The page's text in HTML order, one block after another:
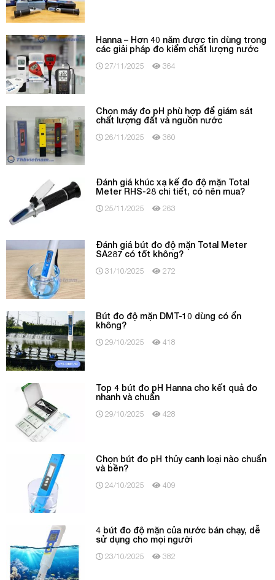
Hanna – Hơn 40 năm được tin dùng trong
các giải pháp đo kiểm chất lượng nước
27/11/2025 364
Chọn máy đo pH phù hợp để giám sát
chất lượng đất và nguồn nước
26/11/2025 360
Đánh giá khúc xạ kế đo độ mặn Total
Meter RHS-28 chi tiết, có nên mua?
25/11/2025 263
Đánh giá bút đo độ mặn Total Meter
SA287 có tốt không?
31/10/2025 272
Bút đo độ mặn DMT-10 dùng có ổn
không?
29/10/2025 418
Top 4 bút đo pH Hanna cho kết quả đo
nhanh và chuẩn
29/10/2025 428
Chọn bút đo pH thủy canh loại nào chuẩn
và bền?
24/10/2025 409
4 bút đo độ mặn của nước bán chạy, dễ
sử dụng cho mọi người
23/10/2025 382